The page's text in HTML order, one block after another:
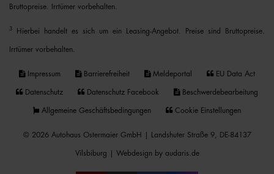
Bruttopreise. Irrtümer vorbehalten.
3 Hierbei handelt es sich um ein Leasing-Angebot. Preise sind Bruttopreise.
Irrtümer vorbehalten.
Impressum Barrierefreiheit Meldeportal EU Data Act
Datenschutz Datenschutz Facebook Beschwerdebearbeitung
Allgemeine Geschäftsbedingungen Cookie Einstellungen
© 2026 Autohaus Ostermaier GmbH | Landshuter Straße 9, DE-84137
Vilsbiburg | Webdesign by audaris.de